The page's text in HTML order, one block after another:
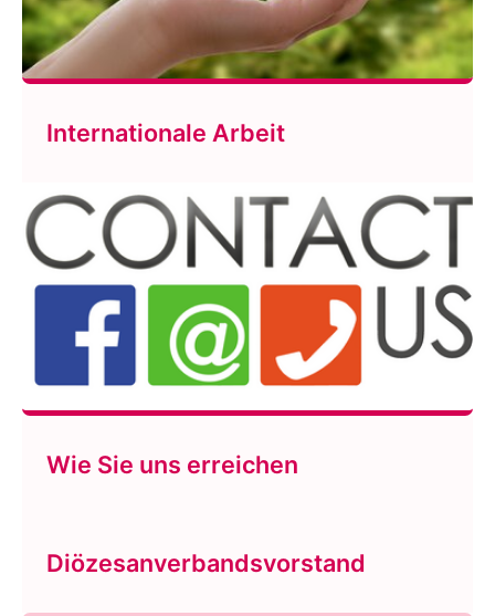
Internationale Arbeit
Wie Sie uns erreichen
Diözesanverbandsvorstand